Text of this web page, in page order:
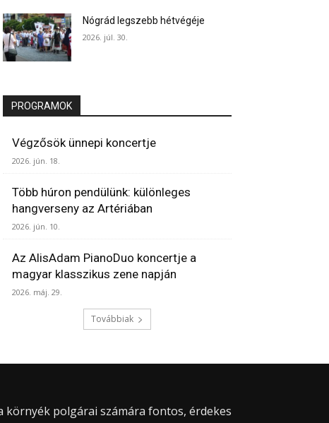
Nógrád legszebb hétvégéje
2026. júl. 30.
PROGRAMOK
Végzősök ünnepi koncertje
2026. jún. 18.
Több húron pendülünk: különleges
hangverseny az Artériában
2026. jún. 10.
Az AlisAdam PianoDuo koncertje a
magyar klasszikus zene napján
2026. máj. 29.
Továbbiak
polgárai számára fontos, érdekes